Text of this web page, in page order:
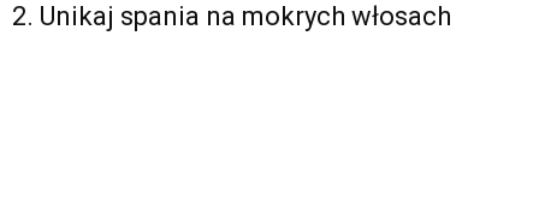
2. Unikaj spania na mokrych włosach